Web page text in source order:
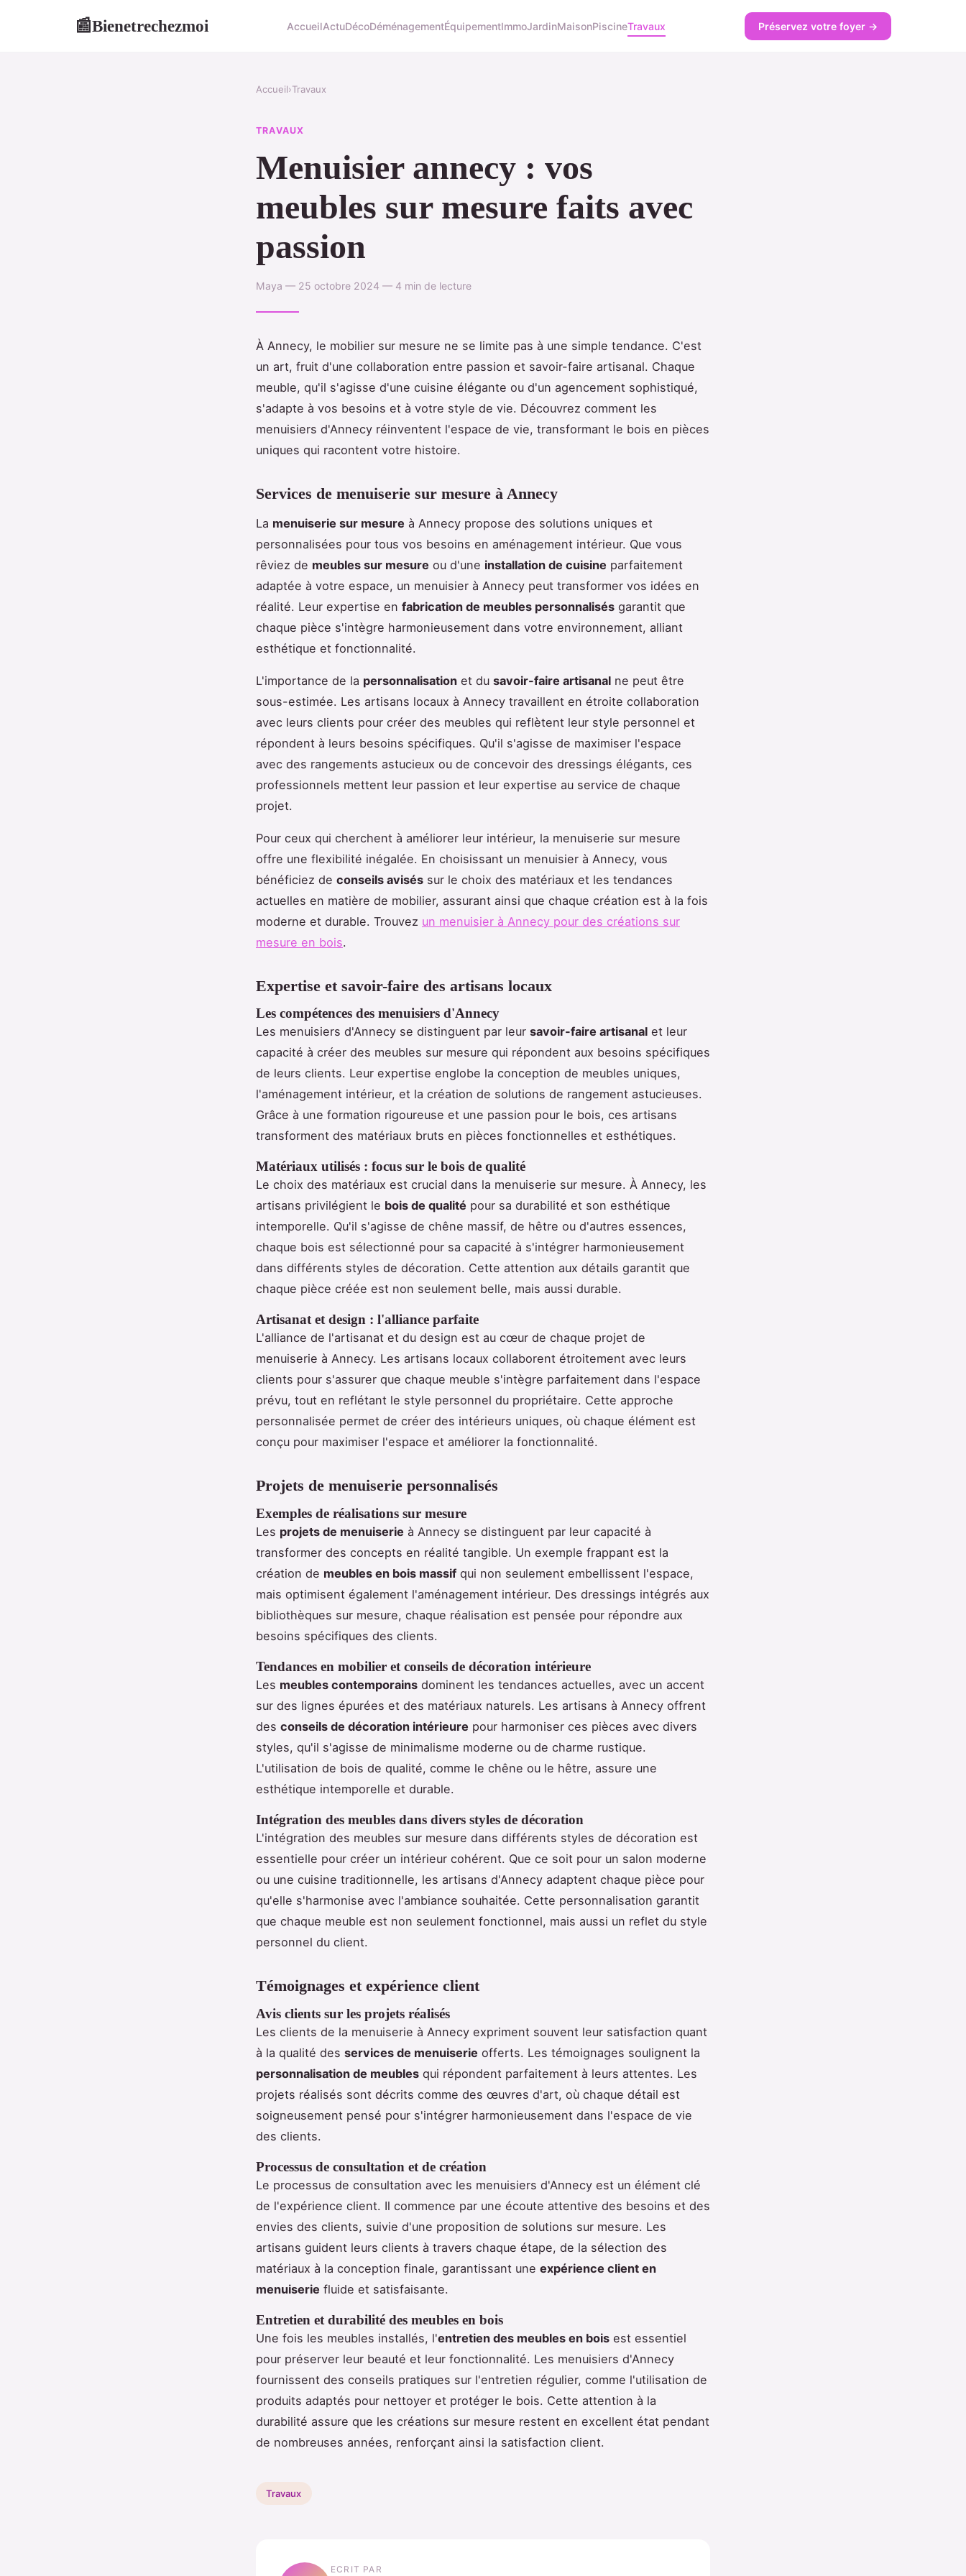
📰Bienetrechezmoi AccueilActuDécoDéménagementÉquipementImmoJardinMaisonPiscineTravaux Préservez votre foyer →
Accueil›Travaux
TRAVAUX
Menuisier annecy : vos
meubles sur mesure faits avec
passion
Maya — 25 octobre 2024 — 4 min de lecture
À Annecy, le mobilier sur mesure ne se limite pas à une simple tendance. C'est
un art, fruit d'une collaboration entre passion et savoir-faire artisanal. Chaque
meuble, qu'il s'agisse d'une cuisine élégante ou d'un agencement sophistiqué,
s'adapte à vos besoins et à votre style de vie. Découvrez comment les
menuisiers d'Annecy réinventent l'espace de vie, transformant le bois en pièces
uniques qui racontent votre histoire.
Services de menuiserie sur mesure à Annecy
La menuiserie sur mesure à Annecy propose des solutions uniques et
personnalisées pour tous vos besoins en aménagement intérieur. Que vous
rêviez de meubles sur mesure ou d'une installation de cuisine parfaitement
adaptée à votre espace, un menuisier à Annecy peut transformer vos idées en
réalité. Leur expertise en fabrication de meubles personnalisés garantit que
chaque pièce s'intègre harmonieusement dans votre environnement, alliant
esthétique et fonctionnalité.
L'importance de la personnalisation et du savoir-faire artisanal ne peut être
sous-estimée. Les artisans locaux à Annecy travaillent en étroite collaboration
avec leurs clients pour créer des meubles qui reflètent leur style personnel et
répondent à leurs besoins spécifiques. Qu'il s'agisse de maximiser l'espace
avec des rangements astucieux ou de concevoir des dressings élégants, ces
professionnels mettent leur passion et leur expertise au service de chaque
projet.
Pour ceux qui cherchent à améliorer leur intérieur, la menuiserie sur mesure
offre une flexibilité inégalée. En choisissant un menuisier à Annecy, vous
bénéficiez de conseils avisés sur le choix des matériaux et les tendances
actuelles en matière de mobilier, assurant ainsi que chaque création est à la fois
moderne et durable. Trouvez un menuisier à Annecy pour des créations sur
mesure en bois.
Expertise et savoir-faire des artisans locaux
Les compétences des menuisiers d'Annecy
Les menuisiers d'Annecy se distinguent par leur savoir-faire artisanal et leur
capacité à créer des meubles sur mesure qui répondent aux besoins spécifiques
de leurs clients. Leur expertise englobe la conception de meubles uniques,
l'aménagement intérieur, et la création de solutions de rangement astucieuses.
Grâce à une formation rigoureuse et une passion pour le bois, ces artisans
transforment des matériaux bruts en pièces fonctionnelles et esthétiques.
Matériaux utilisés : focus sur le bois de qualité
Le choix des matériaux est crucial dans la menuiserie sur mesure. À Annecy, les
artisans privilégient le bois de qualité pour sa durabilité et son esthétique
intemporelle. Qu'il s'agisse de chêne massif, de hêtre ou d'autres essences,
chaque bois est sélectionné pour sa capacité à s'intégrer harmonieusement
dans différents styles de décoration. Cette attention aux détails garantit que
chaque pièce créée est non seulement belle, mais aussi durable.
Artisanat et design : l'alliance parfaite
L'alliance de l'artisanat et du design est au cœur de chaque projet de
menuiserie à Annecy. Les artisans locaux collaborent étroitement avec leurs
clients pour s'assurer que chaque meuble s'intègre parfaitement dans l'espace
prévu, tout en reflétant le style personnel du propriétaire. Cette approche
personnalisée permet de créer des intérieurs uniques, où chaque élément est
conçu pour maximiser l'espace et améliorer la fonctionnalité.
Projets de menuiserie personnalisés
Exemples de réalisations sur mesure
Les projets de menuiserie à Annecy se distinguent par leur capacité à
transformer des concepts en réalité tangible. Un exemple frappant est la
création de meubles en bois massif qui non seulement embellissent l'espace,
mais optimisent également l'aménagement intérieur. Des dressings intégrés aux
bibliothèques sur mesure, chaque réalisation est pensée pour répondre aux
besoins spécifiques des clients.
Tendances en mobilier et conseils de décoration intérieure
Les meubles contemporains dominent les tendances actuelles, avec un accent
sur des lignes épurées et des matériaux naturels. Les artisans à Annecy offrent
des conseils de décoration intérieure pour harmoniser ces pièces avec divers
styles, qu'il s'agisse de minimalisme moderne ou de charme rustique.
L'utilisation de bois de qualité, comme le chêne ou le hêtre, assure une
esthétique intemporelle et durable.
Intégration des meubles dans divers styles de décoration
L'intégration des meubles sur mesure dans différents styles de décoration est
essentielle pour créer un intérieur cohérent. Que ce soit pour un salon moderne
ou une cuisine traditionnelle, les artisans d'Annecy adaptent chaque pièce pour
qu'elle s'harmonise avec l'ambiance souhaitée. Cette personnalisation garantit
que chaque meuble est non seulement fonctionnel, mais aussi un reflet du style
personnel du client.
Témoignages et expérience client
Avis clients sur les projets réalisés
Les clients de la menuiserie à Annecy expriment souvent leur satisfaction quant
à la qualité des services de menuiserie offerts. Les témoignages soulignent la
personnalisation de meubles qui répondent parfaitement à leurs attentes. Les
projets réalisés sont décrits comme des œuvres d'art, où chaque détail est
soigneusement pensé pour s'intégrer harmonieusement dans l'espace de vie
des clients.
Processus de consultation et de création
Le processus de consultation avec les menuisiers d'Annecy est un élément clé
de l'expérience client. Il commence par une écoute attentive des besoins et des
envies des clients, suivie d'une proposition de solutions sur mesure. Les
artisans guident leurs clients à travers chaque étape, de la sélection des
matériaux à la conception finale, garantissant une expérience client en
menuiserie fluide et satisfaisante.
Entretien et durabilité des meubles en bois
Une fois les meubles installés, l'entretien des meubles en bois est essentiel
pour préserver leur beauté et leur fonctionnalité. Les menuisiers d'Annecy
fournissent des conseils pratiques sur l'entretien régulier, comme l'utilisation de
produits adaptés pour nettoyer et protéger le bois. Cette attention à la
durabilité assure que les créations sur mesure restent en excellent état pendant
de nombreuses années, renforçant ainsi la satisfaction client.
Travaux
ECRIT PAR